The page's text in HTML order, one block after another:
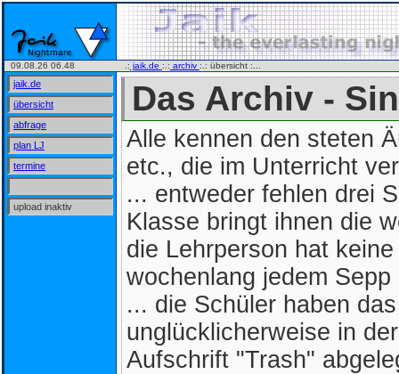
09.08.26 06.48 .: jaik.de :.: archiv :.: übersicht :...
jaik.de
übersicht
abfrage
plan LJ
termine
upload inaktiv
Das Archiv -
Alle kennen den steten
etc., die im Unterricht
... entweder fehlen drei
Klasse bringt ihnen die
die Lehrperson hat
wochenlang jedem
... die Schüler haben
unglücklicherweise in
Aufschrift "Trash"